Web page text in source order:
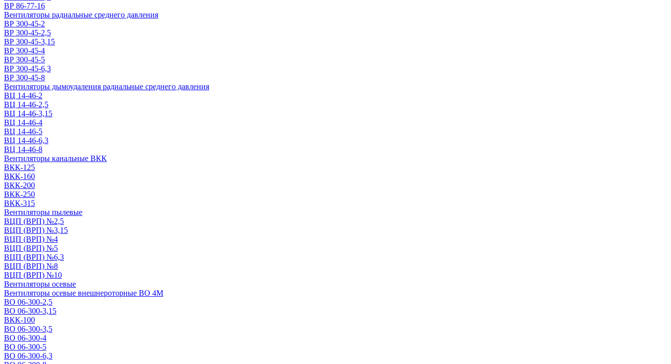
ВР 86-77-16
Вентиляторы радиальные среднего давления
ВР 300-45-2
ВР 300-45-2,5
ВР 300-45-3,15
ВР 300-45-4
ВР 300-45-5
ВР 300-45-6,3
ВР 300-45-8
Вентиляторы дымоудаления радиальные среднего давления
ВЦ 14-46-2
ВЦ 14-46-2,5
ВЦ 14-46-3,15
ВЦ 14-46-4
ВЦ 14-46-5
ВЦ 14-46-6,3
ВЦ 14-46-8
Вентиляторы канальные ВКК
ВКК-125
ВКК-160
ВКК-200
ВКК-250
ВКК-315
Вентиляторы пылевые
ВЦП (ВРП) №2,5
ВЦП (ВРП) №3,15
ВЦП (ВРП) №4
ВЦП (ВРП) №5
ВЦП (ВРП) №6,3
ВЦП (ВРП) №8
ВЦП (ВРП) №10
Вентиляторы осевые
Вентиляторы осевые внешнероторные ВО 4М
ВО 06-300-2,5
ВО 06-300-3,15
ВКК-100
ВО 06-300-3,5
ВО 06-300-4
ВО 06-300-5
ВО 06-300-6,3